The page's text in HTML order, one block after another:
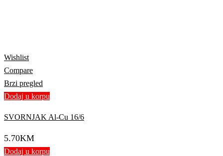
Wishlist
Compare
Brzi pregled
Dodaj u korpu
SVORNJAK Al-Cu 16/6
5.70KM
Dodaj u korpu